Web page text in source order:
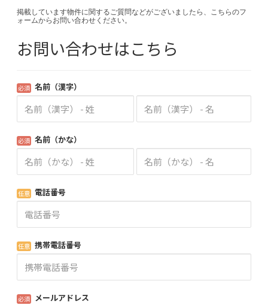
掲載しています物件に関するご質問などがございましたら、こちらのフ
ォームからお問い合わせください。